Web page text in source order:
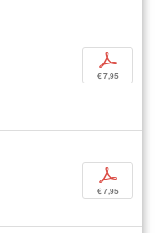
p
€ 7,95
p
€ 7,95